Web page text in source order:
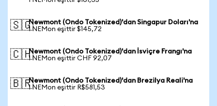
🇸🇬Newmont (Ondo Tokenized)'dan Singapur Doları'na
1 NEMon eşittir $145,72
🇨🇭Newmont (Ondo Tokenized)'dan İsviçre Frangı'na
1 NEMon eşittir CHF 92,07
🇧🇷Newmont (Ondo Tokenized)'dan Brezilya Reali'na
1 NEMon eşittir R$581,53